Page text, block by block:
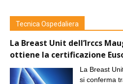
Tecnica Ospedaliera
La Breast Unit dell’Irccs
ottiene la certificazione
La Breast
si conferma